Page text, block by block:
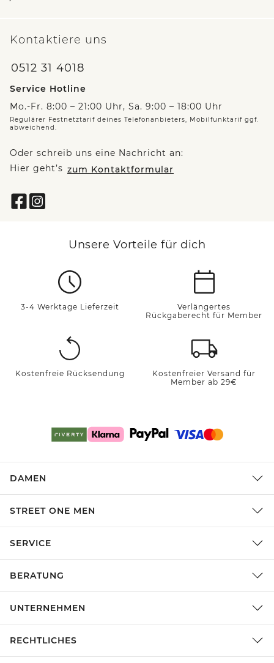
Kontaktiere uns
0512 31 4018
Service Hotline
Mo.-Fr. 8:00 – 21:00 Uhr, Sa. 9:00 – 18:00 Uhr
Regulärer Festnetztarif deines Telefonanbieters, Mobilfunktarif ggf.
abweichend.
Oder schreib uns eine Nachricht an:
Hier geht’s zum Kontaktformular
Unsere Vorteile für dich
3-4 Werktage Lieferzeit
Verlängertes
Rückgaberecht für Member
Kostenfreie Rücksendung
Kostenfreier Versand für
Member ab 29€
DAMEN
STREET ONE MEN
SERVICE
BERATUNG
UNTERNEHMEN
RECHTLICHES